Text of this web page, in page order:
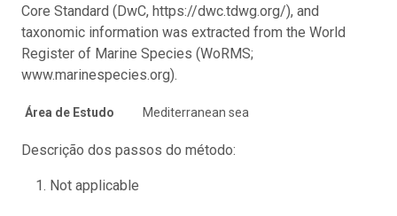
Core Standard (DwC, https://dwc.tdwg.org/), and
taxonomic information was extracted from the World
Register of Marine Species (WoRMS;
www.marinespecies.org).
Área de Estudo Mediterranean sea
Descrição dos passos do método:
Not applicable